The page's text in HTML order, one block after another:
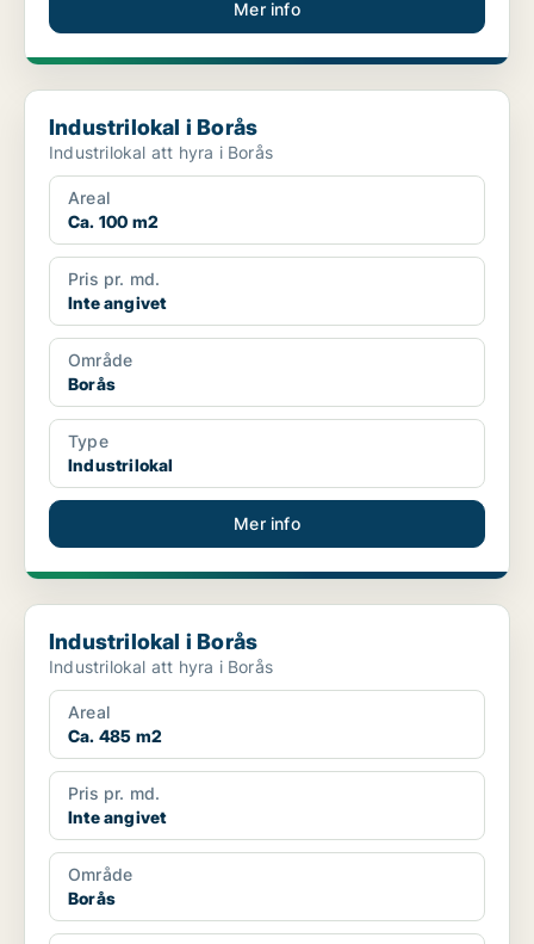
Mer info
Industrilokal i Borås
Industrilokal i Borås
Industrilokal att hyra i Borås
Areal
Ca. 100 m2
Pris pr. md.
Inte angivet
Område
Borås
Type
Industrilokal
Mer info
Industrilokal i Borås
Industrilokal i Borås
Industrilokal att hyra i Borås
Areal
Ca. 485 m2
Pris pr. md.
Inte angivet
Område
Borås